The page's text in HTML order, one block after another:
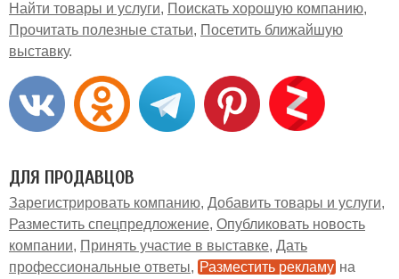
Найти товары и услуги
Поискать хорошую компанию
Прочитать полезные статьи
Посетить ближайшую
выставку
ДЛЯ ПРОДАВЦОВ
Зарегистрировать компанию Добавить товары и услуги
Разместить спецпредложение Опубликовать новость
компании
Принять участие в выставке Дать
профессиональные ответы
Разместить рекламу на